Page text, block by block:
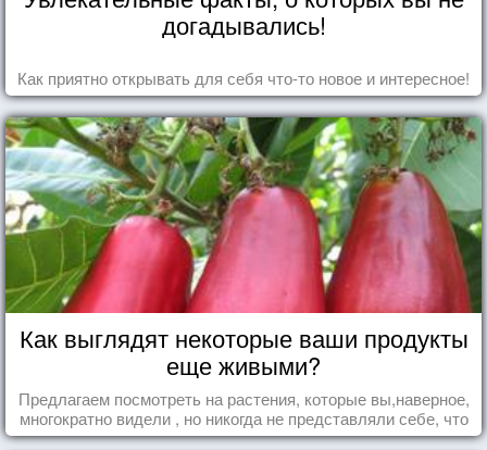
догадывались!
Как приятно открывать для себя что-то новое и интересное!
Как выглядят некоторые ваши продукты
еще живыми?
Предлагаем посмотреть на растения, которые вы,наверное,
многократно видели , но никогда не представляли себе, что
употребляете их в пищу.